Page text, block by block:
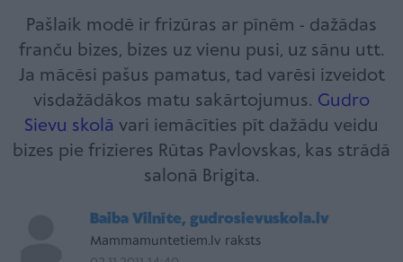
Pašlaik modē ir frizūras ar pīnēm - dažādas
franču bizes, bizes uz vienu pusi, uz sānu utt.
Ja mācēsi pašus pamatus, tad varēsi izveidot
visdažādākos matu sakārtojumus. Gudro
Sievu skolā vari iemācīties pīt dažādu veidu
bizes pie frizieres Rūtas Pavlovskas, kas strādā
salonā Brigita.
Baiba Vilnīte, gudrosievuskola.lv
Mammamuntetiem.lv raksts